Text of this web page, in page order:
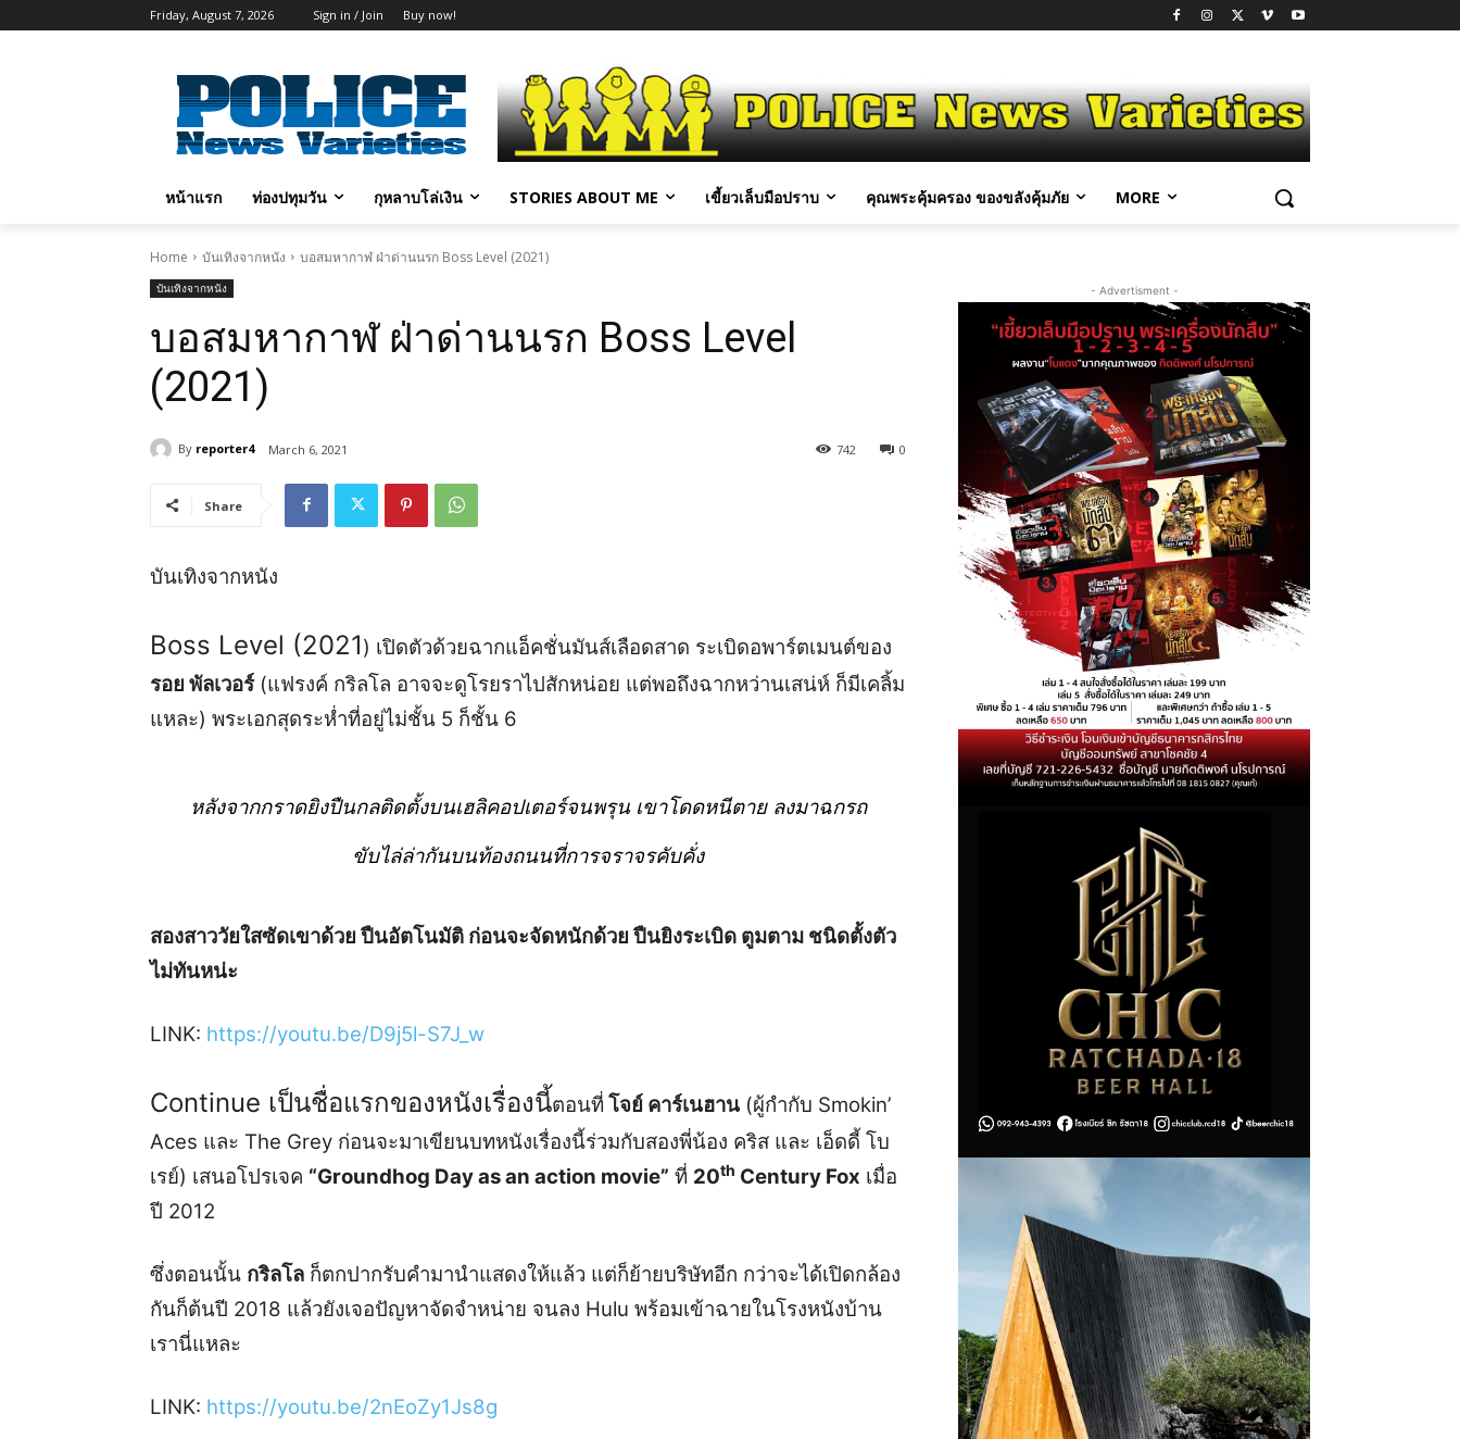
Friday, August 7, 2026 Sign in / Join Buy now!
หน้าแรก ท่องปทุมวัน กุหลาบโล่เงิน STORIES ABOUT ME เขี้ยวเล็บมือปราบ คุณพระคุ้มครอง ของขลังคุ้มภัย MORE
Home บันเทิงจากหนัง บอสมหากาฬ ฝ่าด่านนรก Boss Level (2021)
บันเทิงจากหนัง
บอสมหากาฬ ฝ่าด่านนรก Boss Level
(2021)
By reporter4 March 6, 2021 0
742
Share
บันเทิงจากหนัง
Boss Level (2021) เปิดตัวด้วยฉากแอ็คชั่นมันส์เลือดสาด ระเบิดอพาร์ตเมนต์ของ
รอย พัลเวอร์(แฟรงค์ กริลโล อาจจะดูโรยราไปสักหน่อย แต่พอถึงฉากหว่านเสน่ห์ ก็มีเคลิ้ม
แหละ) พระเอกสุดระห่ำที่อยู่ไม่ชั้น 5 ก็ชั้น 6
หลังจากกราดยิงปืนกลติดตั้งบนเฮลิคอปเตอร์จนพรุน เขาโดดหนีตาย ลงมาฉกรถ
ขับไล่ล่ากันบนท้องถนนที่การจราจรคับคั่ง
สองสาววัยใสซัดเขาด้วย ปืนอัตโนมัติ ก่อนจะจัดหนักด้วย ปืนยิงระเบิด ตูมตาม ชนิดตั้งตัว
ไม่ทันหน่ะ
LINK: https://youtu.be/D9j5l-S7J_w
Continue เป็นชื่อแรกของหนังเรื่องนี้ตอนที่ โจย์ คาร์เนฮาน (ผู้กำกับ Smokin’
Aces และ The Grey ก่อนจะมาเขียนบทหนังเรื่องนี้ร่วมกับสองพี่น้อง คริส และ เอ็ดดี้ โบ
เรย์) เสนอโปรเจค “Groundhog Day as an action movie” ที่ 20th Century Fox เมื่อ
ปี 2012
ซึ่งตอนนั้น กริลโล ก็ตกปากรับคำมานำแสดงให้แล้ว แต่ก็ย้ายบริษัทอีก กว่าจะได้เปิดกล้อง
กันก็ต้นปี 2018 แล้วยังเจอปัญหาจัดจำหน่าย จนลง Hulu พร้อมเข้าฉายในโรงหนังบ้าน
เรานี่แหละ
LINK: https://youtu.be/2nEoZy1Js8g
- Advertisment -